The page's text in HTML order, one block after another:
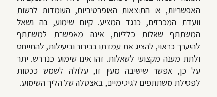
האפשריות, או התוצאות האופרטיביות, העומדות לרשות
וועדת המכרזים, כנגד המציע. קיום שימוע, בה נשאל
המשתתף שאלות כלליות, אינה מאפשרת למשתתף
להיערך כראוי, להציג את עמדתו בבירור וביעילות, להתייחס
ולתת מענה מקצועי לשאלות. זהו אינו שימוע כנדרש. יתר
על כן, אפשר שישיבה מעין זו, עלולה לשמש ככסות
לפסילת משתתפים לגיטימיים, באצטלה של הליך השימוע.